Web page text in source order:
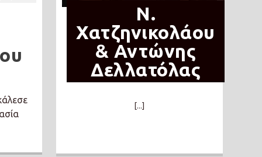
N.
Χατζηνικολάου
& Αντώνης
Δελλατόλας
[...]